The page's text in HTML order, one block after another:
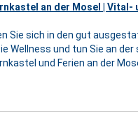
an der Mosel | Vital-
Sie sich in den gut
Wellness und tun Sie an
und Ferien an der